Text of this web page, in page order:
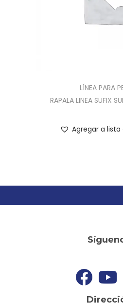
LÍNEA PARA
RAPALA LINEA SUFIX
Agregar a lista